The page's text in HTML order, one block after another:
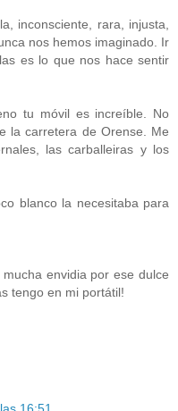
inconsciente, rara, injusta,
nos hemos imaginado. Ir
es lo que nos hace sentir
tu móvil es increíble. No
la carretera de Orense. Me
las carballeiras y los
blanco la necesitaba para
envidia por ese dulce
tengo en mi portátil!